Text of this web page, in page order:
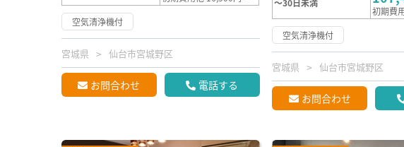
空気清浄機付
宮城県 仙台市宮城野区
お問合わせ 電話する
～30日未満
初期費
空気清浄機付
宮城県 仙台市宮城野区
お問合わせ